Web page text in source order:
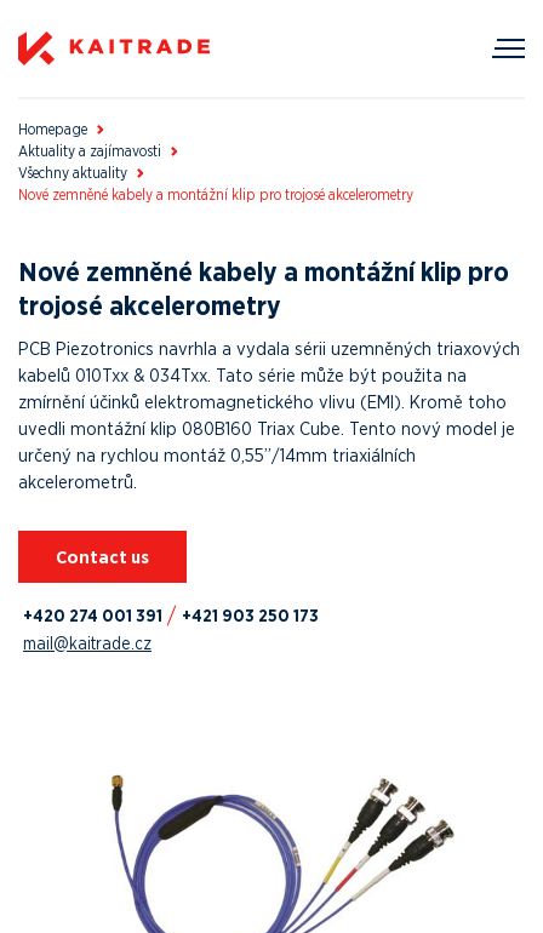
Homepage
Aktuality a zajímavosti
Všechny aktuality
Nové zemněné kabely a montážní klip pro trojosé akcelerometry
Nové zemněné kabely a montážní klip pro
trojosé akcelerometry
PCB Piezotronics navrhla a vydala sérii uzemněných triaxových
kabelů 010Txx & 034Txx. Tato série může být použita na
zmírnění účinků elektromagnetického vlivu (EMI). Kromě toho
uvedli montážní klip 080B160 Triax Cube. Tento nový model je
určený na rychlou montáž 0,55”/14mm triaxiálních
akcelerometrů.
Contact us
+420 274 001 391 +421 903 250 173
mail@kaitrade.cz